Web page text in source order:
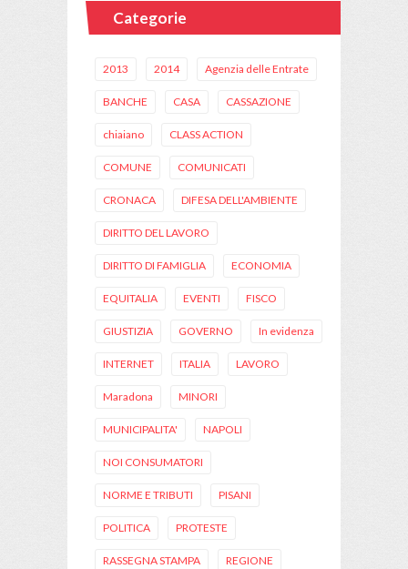
Categorie
2013 2014 Agenzia delle Entrate
BANCHE CASA CASSAZIONE
chiaiano CLASS ACTION
COMUNE COMUNICATI
CRONACA DIFESA DELL'AMBIENTE
DIRITTO DEL LAVORO
DIRITTO DI FAMIGLIA ECONOMIA
EQUITALIA EVENTI FISCO
GIUSTIZIA GOVERNO In evidenza
INTERNET ITALIA LAVORO
Maradona MINORI
MUNICIPALITA' NAPOLI
NOI CONSUMATORI
NORME E TRIBUTI PISANI
POLITICA PROTESTE
RASSEGNA STAMPA REGIONE